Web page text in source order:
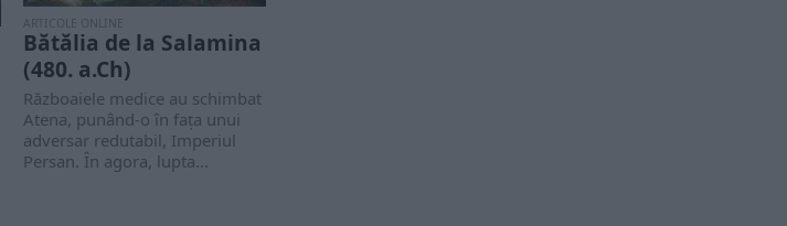
ARTICOLE ONLINE
Bătălia de la Salamina
(480. a.Ch)
Războaiele medice au schimbat
Atena, punând-o în fața unui
adversar redutabil, Imperiul
Persan. În agora, lupta...